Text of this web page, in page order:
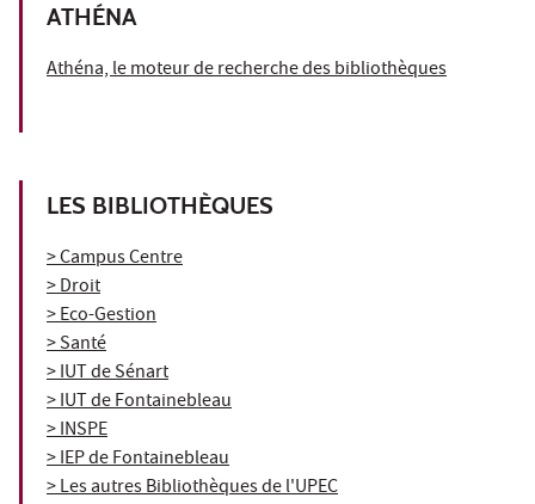
ATHÉNA
Athéna, le moteur de recherche des bibliothèques
LES BIBLIOTHÈQUES
> Campus Centre
> Droit
> Eco-Gestion
> Santé
> IUT de Sénart
> IUT de Fontainebleau
> INSPE
> IEP de Fontainebleau
> Les autres Bibliothèques de l'UPEC